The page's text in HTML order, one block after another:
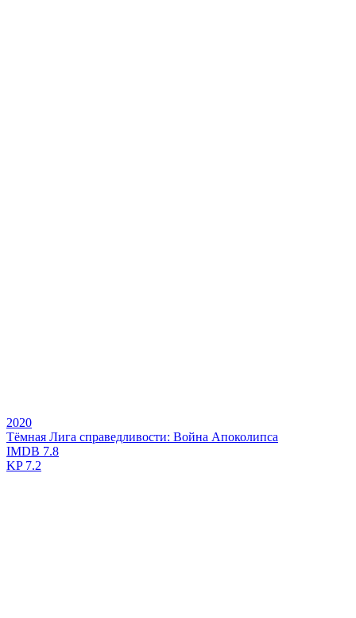
2020
Тёмная Лига справедливости: Война Апоколипса
IMDB 7.8
KP7.2